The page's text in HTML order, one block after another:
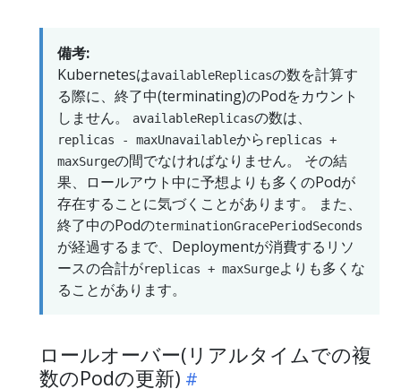
備考:
KubernetesはavailableReplicasの数を計算す
る際に、終了中(terminating)のPodをカウント
しません。
availableReplicasの数は、
replicas - maxUnavailableから replicas +
maxSurgeの間でなければなりません。 その結
果、ロールアウト中に予想よりも多くのPodが
存在することに気づくことがあります。 また、
終了中のPodのterminationGracePeriodSeconds
が経過するまで、Deploymentが消費するリソ
ースの合計がreplicas + maxSurgeよりも多くな
ることがあります。
ロールオーバー(リアルタイムでの複
数のPodの更新)